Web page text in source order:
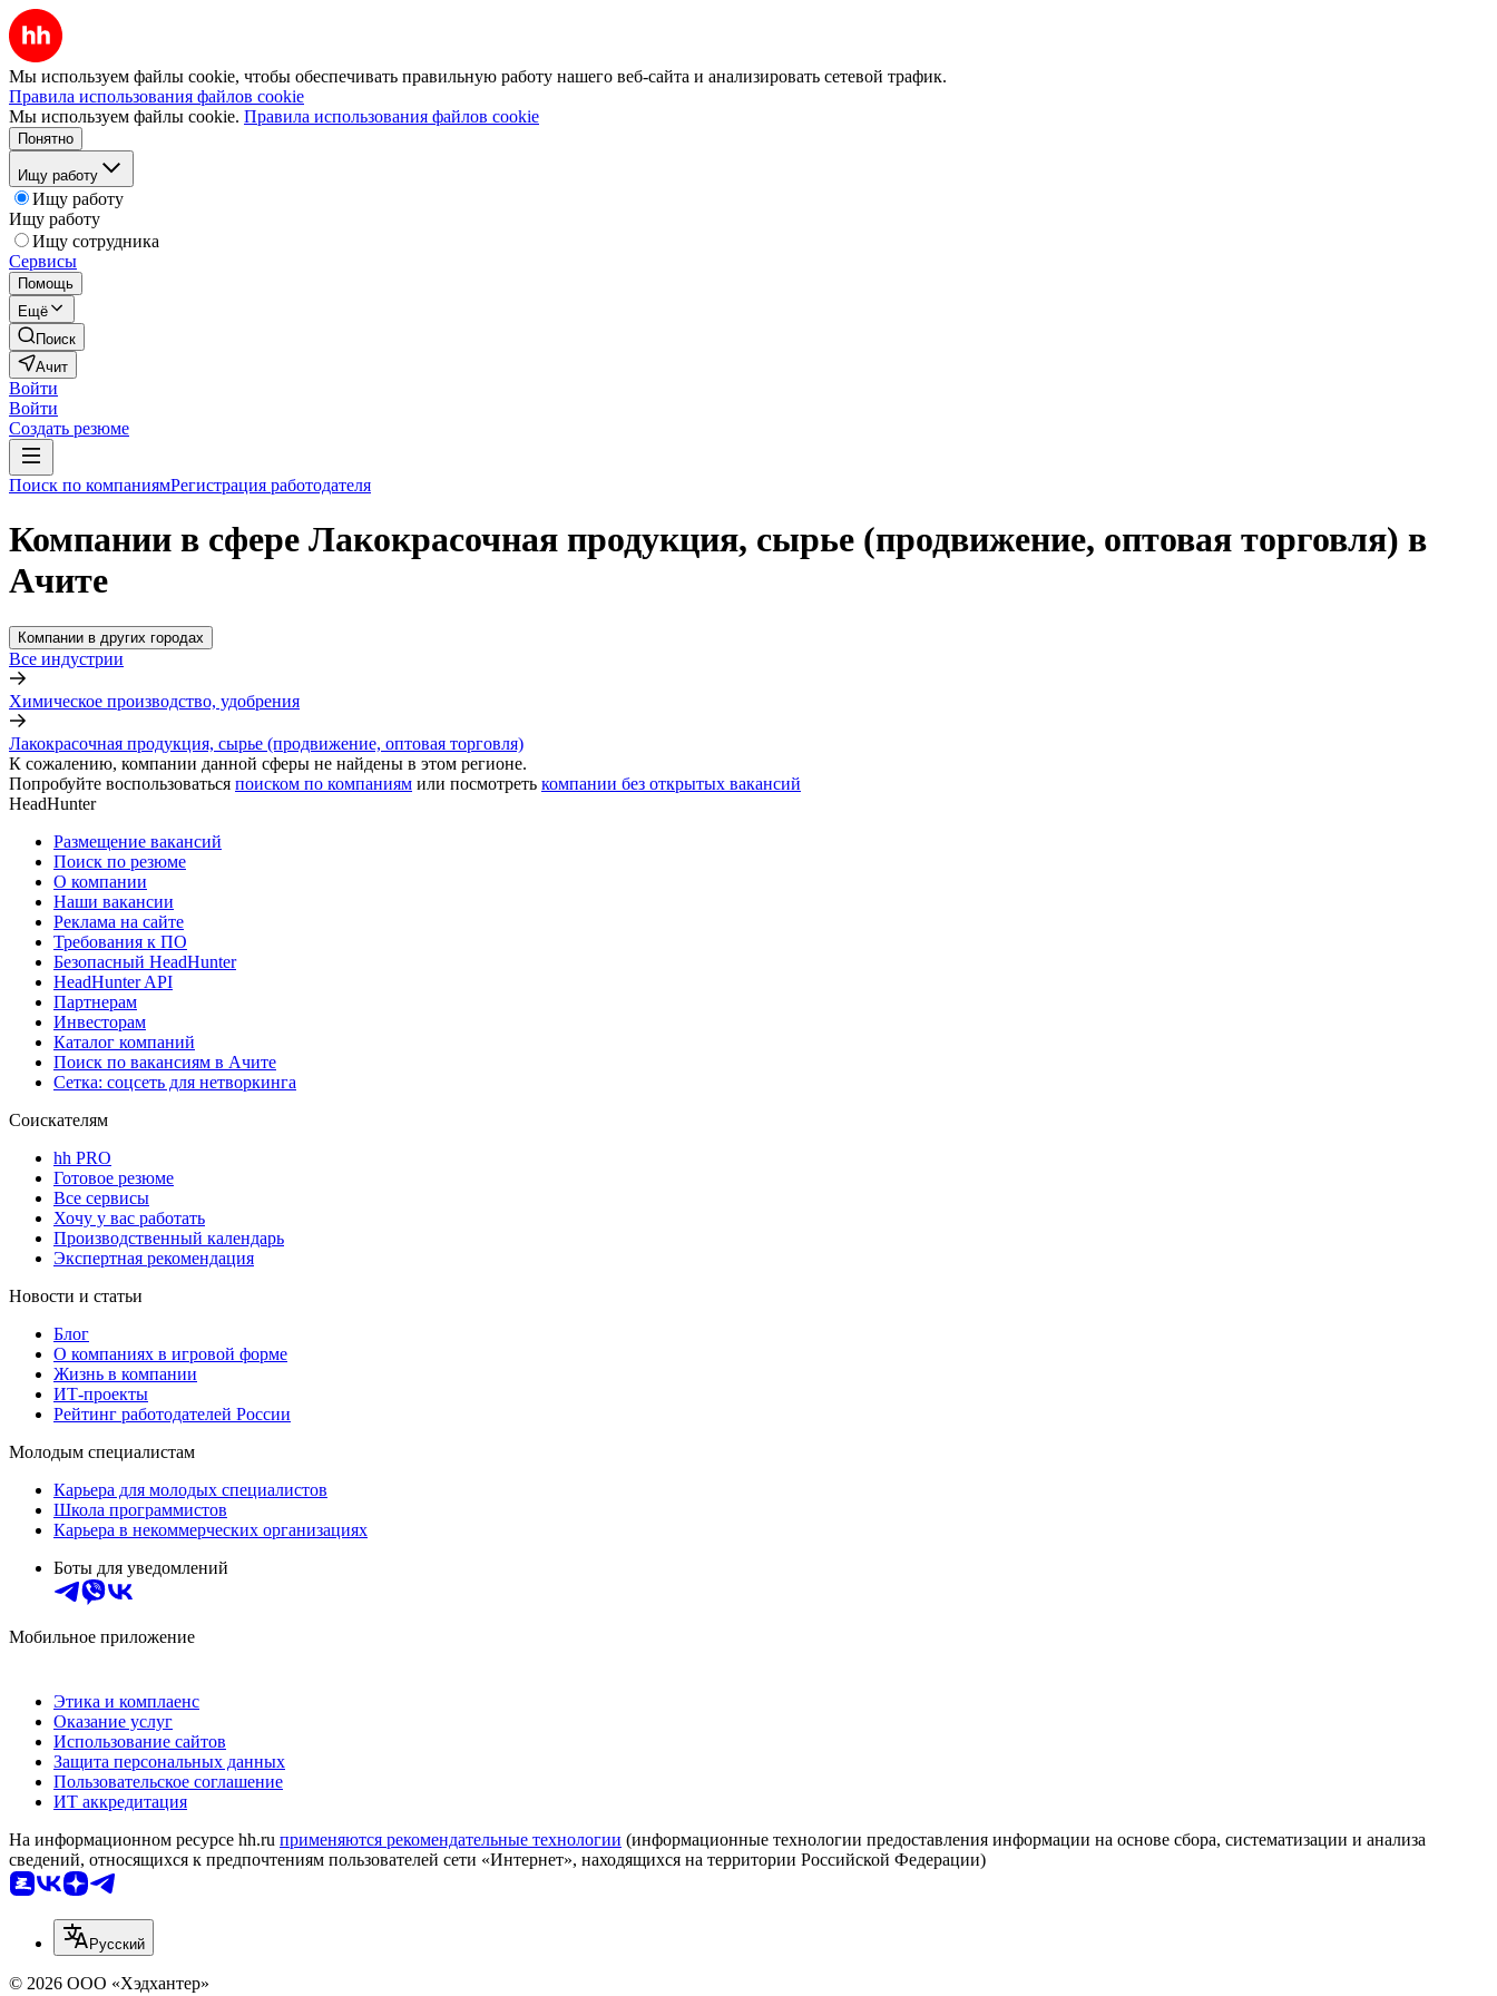
Мы используем файлы cookie, чтобы обеспечивать правильную работу нашего веб-сайта и анализировать сетевой трафик.
Правила использования файлов cookie
Мы используем файлы cookie. Правила использования файлов cookie
Понятно
Ищу работу
Ищу работу
Ищу работу
Ищу сотрудника
Сервисы
Помощь
Ещё
Поиск
Ачит
Войти
Войти
Создать резюме
Поиск по компаниямРегистрация работодателя
Компании в сфере Лакокрасочная продукция, сырье (продвижение, оптовая торговля) в
Ачите
Компании в других городах
Все индустрии
Химическое производство, удобрения
Лакокрасочная продукция, сырье (продвижение, оптовая торговля)
К сожалению, компании данной сферы не найдены в этом регионе.
Попробуйте воспользоваться поиском по компаниям или посмотреть компании без открытых вакансий
HeadHunter
Размещение вакансий
Поиск по резюме
О компании
Наши вакансии
Реклама на сайте
Требования к ПО
Безопасный HeadHunter
HeadHunter API
Партнерам
Инвесторам
Каталог компаний
Поиск по вакансиям в Ачите
Сетка: соцсеть для нетворкинга
Соискателям
hh PRO
Готовое резюме
Все сервисы
Хочу у вас работать
Производственный календарь
Экспертная рекомендация
Новости и статьи
Блог
О компаниях в игровой форме
Жизнь в компании
ИТ-проекты
Рейтинг работодателей России
Молодым специалистам
Карьера для молодых специалистов
Школа программистов
Карьера в некоммерческих организациях
Боты для уведомлений
Мобильное приложение
Этика и комплаенс
Оказание услуг
Использование сайтов
Защита персональных данных
Пользовательское соглашение
ИТ аккредитация
На информационном ресурсе hh.ru применяются рекомендательные технологии (информационные технологии предоставления информации на основе сбора, систематизации и анализа
сведений, относящихся к предпочтениям пользователей сети «Интернет», находящихся на территории Российской Федерации)
Русский
© 2026 ООО «Хэдхантер»